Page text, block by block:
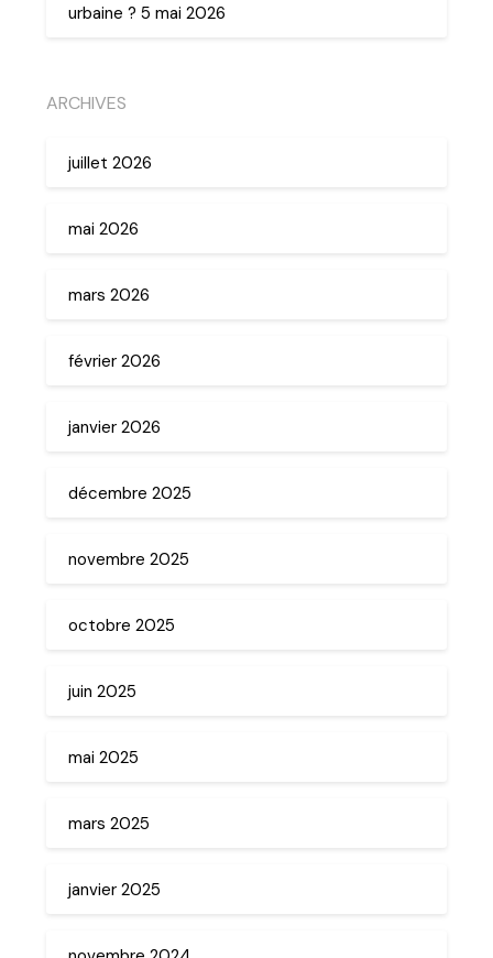
urbaine ? 5 mai 2026
ARCHIVES
juillet 2026
mai 2026
mars 2026
février 2026
janvier 2026
décembre 2025
novembre 2025
octobre 2025
juin 2025
mai 2025
mars 2025
janvier 2025